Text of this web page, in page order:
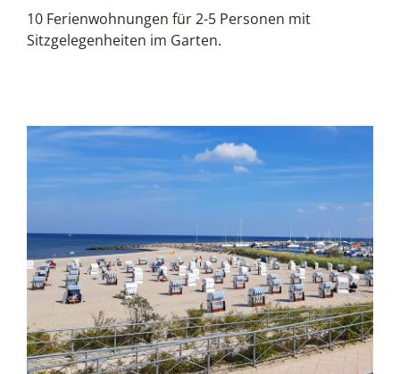
10 Ferienwohnungen für 2-5 Personen mit
Sitzgelegenheiten im Garten.